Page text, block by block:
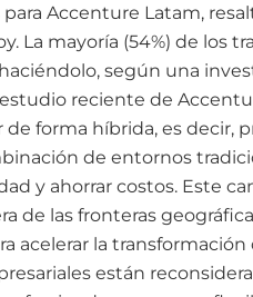
Accenture Latam,
La mayoría (54%) de los
según una
reciente de
forma híbrida, es decir,
de entornos
y ahorrar costos. Este
las fronteras
acelerar la
están